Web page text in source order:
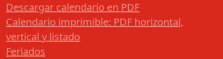
Descargar calendario en PDF
Calendario imprimible: PDF horizontal,
vertical y listado
Feriados